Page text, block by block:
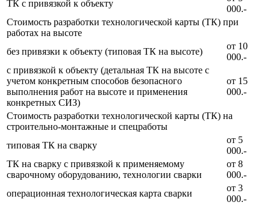
ТК с привязкой к объекту
000.-
Стоимость разработки технологической карты (ТК) при
работах на высоте
без привязки к объекту (типовая ТК на высоте)
от 10
000.-
с привязкой к объекту (детальная ТК на высоте с
учетом конкретным способов безопасного
выполнения работ на высоте и применения
конкретных СИЗ)
от 15
000.-
Стоимость разработки технологической карты (ТК) на
строительно-монтажные и спецработы
типовая ТК на сварку
от 5
000.-
ТК на сварку с привязкой к применяемому
сварочному оборудованию, технологии сварки
от 8
000.-
операционная технологическая карта сварки
от 3
000.-